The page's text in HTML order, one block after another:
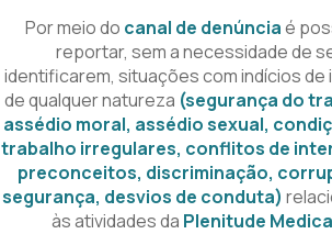
Por meio do canal de denúnciaé
reportar, sem a necessidade de
identificarem, situações com indícios de
de qualquer natureza (segurança do
assédio moral, assédio sexual,
trabalho irregulares, conflitos de
preconceitos, discriminação,
segurança, desvios de conduta)
às atividades da Plenitude